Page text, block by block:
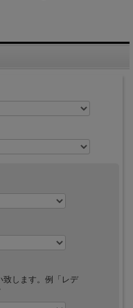
致します。例「レデ